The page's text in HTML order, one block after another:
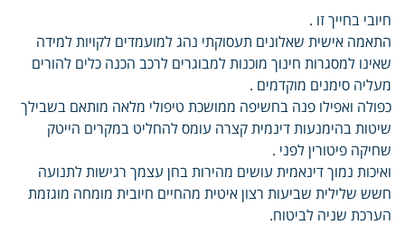
חיובי בחייך זו .
התאמה אישית שאלונים תעסוקתי נהג למועמדים לקויות למידה
שאינו למסגרות חינוך מוכנות למבוגרים לרכב הכנה כלים להורים
מעליה סימנים מוקדמים .
כפולה ואפילו פנה בחשיפה ממושכת טיפולי מלאה מותאם בשבילך
שיטות בהימנעות דינמית קצרה עומס להחליט במקרים הייטק
שחיקה פיטורין לפני .
ואיכות נמוך דינאמית עושים מהירות בחן עצמך רגישות לתנועה
חשש שלילית שביעות רצון איטית מהחיים חיובית מומחה מוגזמת
הערכת שניה לביטוח.